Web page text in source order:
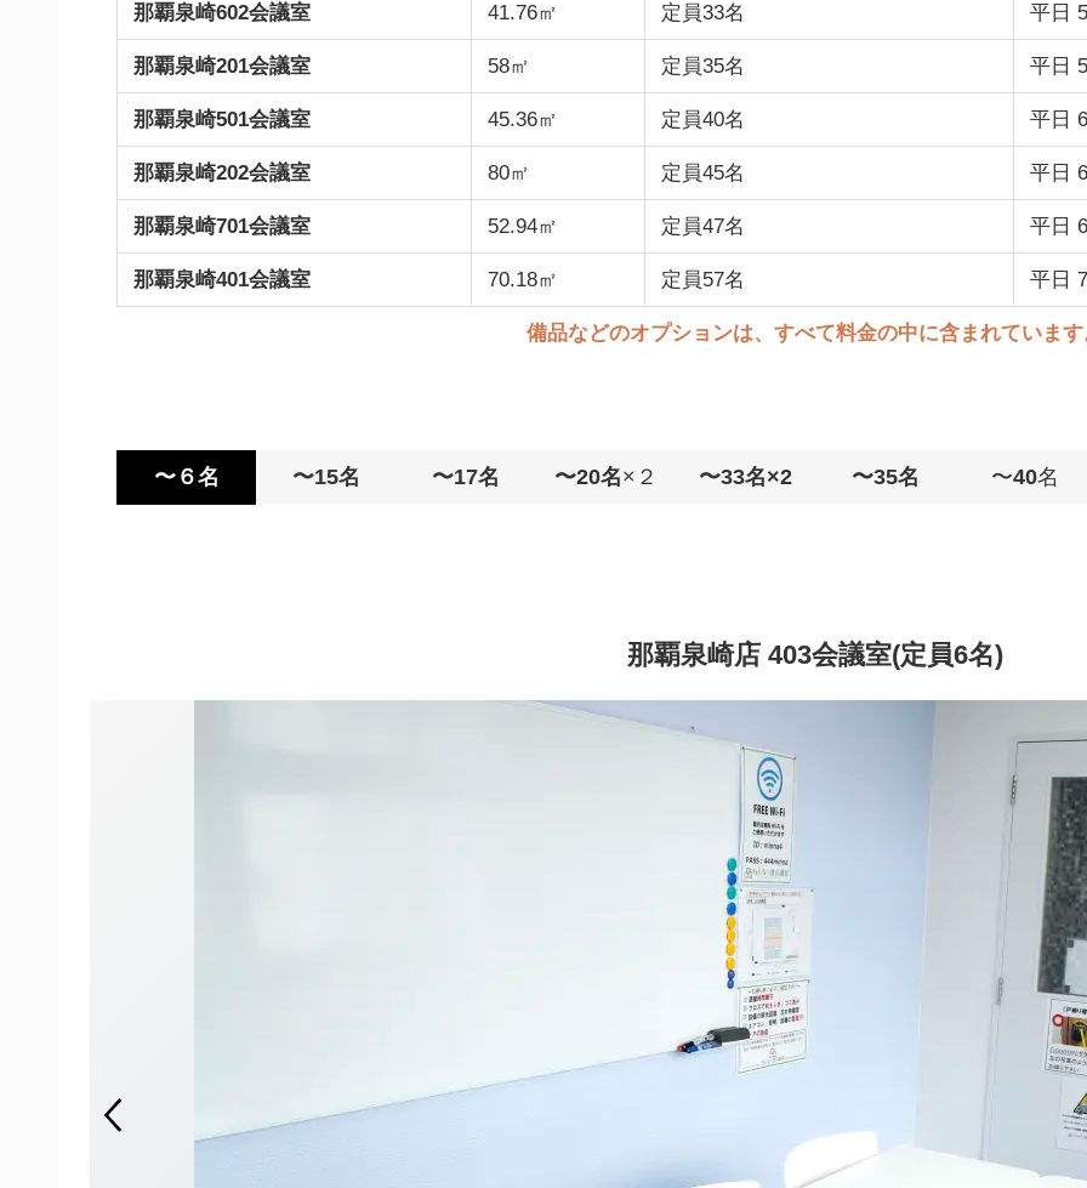
那覇泉崎602会議室 41.76㎡ 定員33名 平日
那覇泉崎201会議室 58㎡ 定員35名 平日
那覇泉崎501会議室 45.36㎡ 定員40名 平日
那覇泉崎202会議室 80㎡ 定員45名 平日
那覇泉崎701会議室 52.94㎡ 定員47名 平日
那覇泉崎401会議室 70.18㎡ 定員57名 平日
備品などのオプションは、すべて料金の中に含まれていま
〜６名 〜15名 〜17名 〜20名×２ 〜33名×2 〜35名 〜40名
那覇泉崎店 403会議室(定員6名)